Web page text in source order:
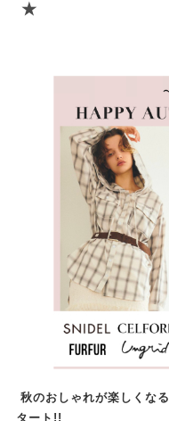
★
秋のおしゃれが楽しくなる
タート!!